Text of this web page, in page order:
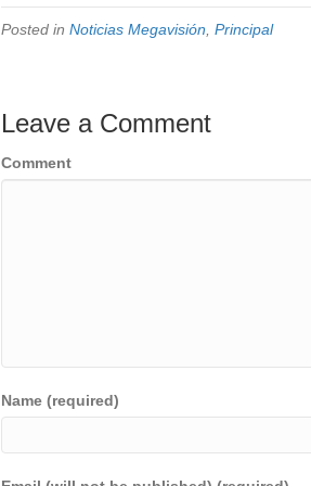
Posted in Noticias Megavisión Principal
Leave a Comment
Comment
Name (required)